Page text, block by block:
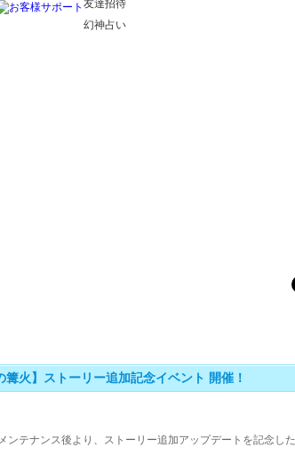
友達招待
幻神占い
篝火】ストーリー追加記念イベント 開催！
ンテナンス後より、ストーリー追加アップデートを記念し